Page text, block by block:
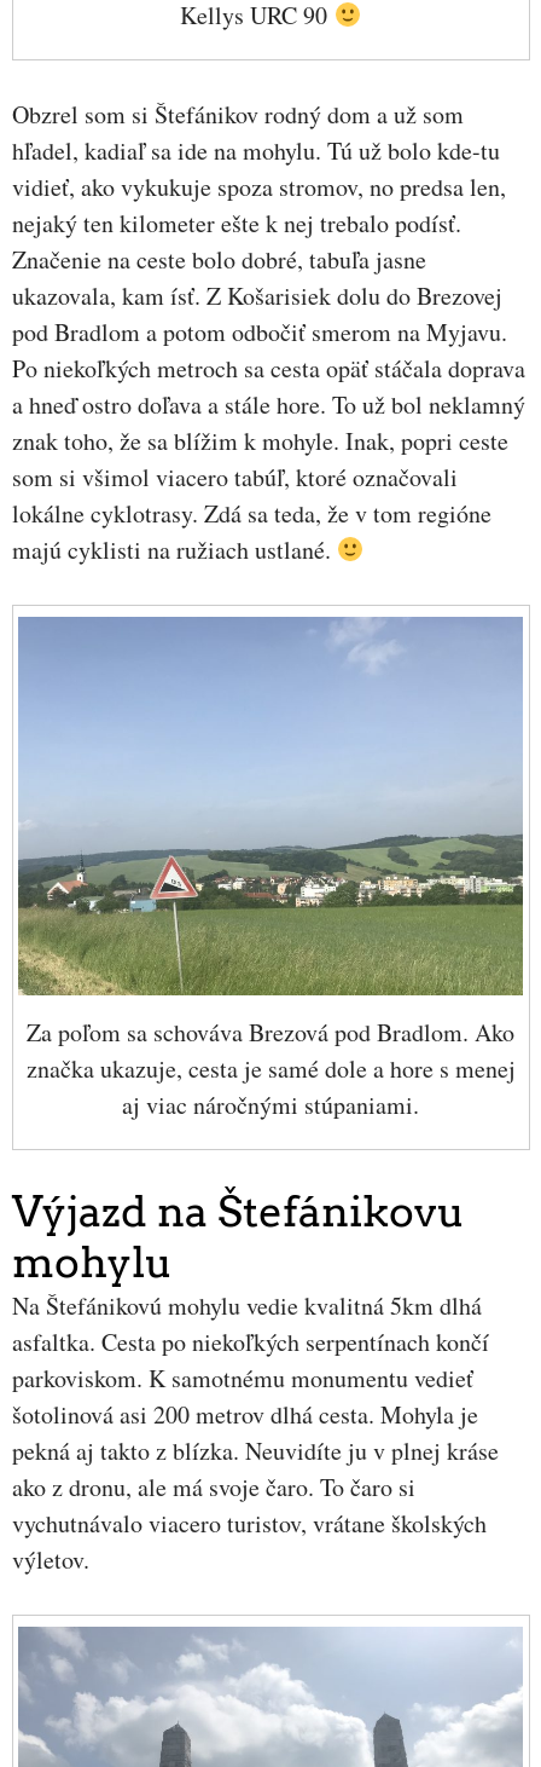
Kellys URC 90
Obzrel som si Štefánikov rodný dom a už som
hľadel, kadiaľ sa ide na mohylu. Tú už bolo kde-tu
vidieť, ako vykukuje spoza stromov, no predsa len,
nejaký ten kilometer ešte k nej trebalo podísť.
Značenie na ceste bolo dobré, tabuľa jasne
ukazovala, kam ísť. Z Košarisiek dolu do Brezovej
pod Bradlom a potom odbočiť smerom na Myjavu.
Po niekoľkých metroch sa cesta opäť stáčala doprava
a hneď ostro doľava a stále hore. To už bol neklamný
znak toho, že sa blížim k mohyle. Inak, popri ceste
som si všimol viacero tabúľ, ktoré označovali
lokálne cyklotrasy. Zdá sa teda, že v tom regióne
majú cyklisti na ružiach ustlané.
Za poľom sa schováva Brezová pod Bradlom. Ako
značka ukazuje, cesta je samé dole a hore s menej
aj viac náročnými stúpaniami.
Výjazd na Štefánikovu
mohylu
Na Štefánikovú mohylu vedie kvalitná 5km dlhá
asfaltka. Cesta po niekoľkých serpentínach končí
parkoviskom. K samotnému monumentu vedieť
šotolinová asi 200 metrov dlhá cesta. Mohyla je
pekná aj takto z blízka. Neuvidíte ju v plnej kráse
ako z dronu, ale má svoje čaro. To čaro si
vychutnávalo viacero turistov, vrátane školských
výletov.